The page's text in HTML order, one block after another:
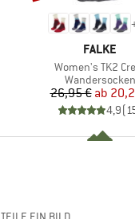
MARKE
FALKE
Artikel
Women's TK2
Produktgruppe
Wandersocken
Preis
26,95 € ab
4,9(